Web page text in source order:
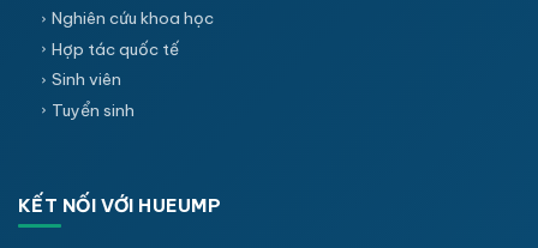
Nghiên cứu khoa học
Hợp tác quốc tế
Sinh viên
Tuyển sinh
KẾT NỐI VỚI HUEUMP